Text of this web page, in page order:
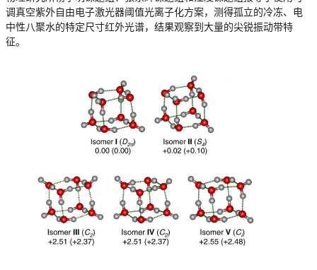
调真空紫外自由电子激光器阈值光离子化方案，测得孤立的冷冻、电
中性八聚水的特定尺寸红外光谱，结果观察到大量的尖锐振动带特
征。